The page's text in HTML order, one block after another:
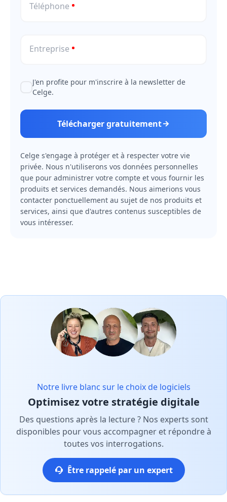
Téléphone
Entreprise
J'en profite pour m'inscrire à la newsletter de
Celge.
Télécharger gratuitement
Celge s'engage à protéger et à respecter votre vie
privée. Nous n'utiliserons vos données personnelles
que pour administrer votre compte et vous fournir les
produits et services demandés. Nous aimerions vous
contacter ponctuellement au sujet de nos produits et
services, ainsi que d'autres contenus susceptibles de
vous intéresser.
Notre livre blanc sur le choix de logiciels
Optimisez votre stratégie digitale
Des questions après la lecture ? Nos experts sont
disponibles pour vous accompagner et répondre à
toutes vos interrogations.
Être rappelé par un expert